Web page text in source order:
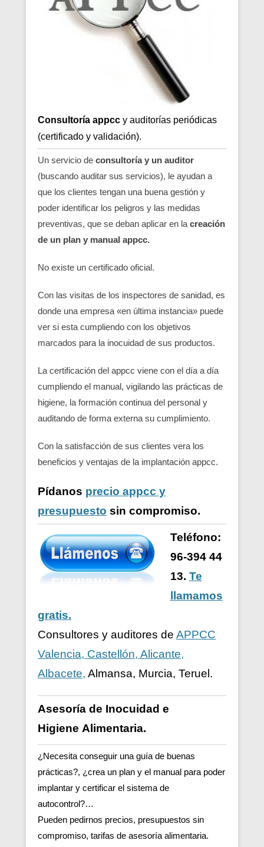
Consultoría appcc y auditorías periódicas
(certificado y validación).
Un servicio de consultoría y un auditor
(buscando auditar sus servicios), le ayudan a
que los clientes tengan una buena gestión y
poder identificar los peligros y las medidas
preventivas, que se deban aplicar en la creación
de un plan y manual appcc.
No existe un certificado oficial.
Con las visitas de los inspectores de sanidad, es
donde una empresa «en última instancia» puede
ver si esta cumpliendo con los objetivos
marcados para la inocuidad de sus productos.
La certificación del appcc viene con el día a día
cumpliendo el manual, vigilando las prácticas de
higiene, la formación continua del personal y
auditando de forma externa su cumplimiento.
Con la satisfacción de sus clientes vera los
beneficios y ventajas de la implantación appcc.
Pídanos precio appcc y
presupuesto sin compromiso.
Teléfono:
96-394 44
13. Te
llamamos
gratis.
Consultores y auditores de APPCC
Valencia, Castellón, Alicante,
Albacete, Almansa, Murcia, Teruel.
Asesoría de Inocuidad e
Higiene Alimentaria.
¿Necesita conseguir una guía de buenas
prácticas?, ¿crea un plan y el manual para poder
implantar y certificar el sistema de
autocontrol?…
Pueden pedirnos precios, presupuestos sin
compromiso, tarifas de asesoría alimentaria.